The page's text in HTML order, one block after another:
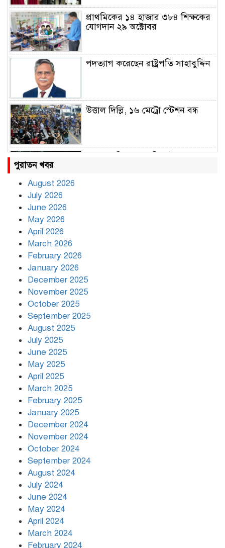
প্রাথমিকের ১৪ হাজার ৩৮৪ শিক্ষকের
যোগদান ২৯ অক্টোবর
পদত্যাগ করেছেন রাষ্ট্রপতি সাহাবুদ্দিন
উত্তাল দিল্লি, ১৬ মেট্রো স্টেশন বন্ধ
বৃষ্টি থামার নাম নেই, পথে পথে
পুরাতন খবর
August 2026
July 2026
June 2026
May 2026
April 2026
March 2026
February 2026
January 2026
December 2025
November 2025
October 2025
September 2025
August 2025
July 2025
June 2025
May 2025
April 2025
March 2025
February 2025
January 2025
December 2024
November 2024
October 2024
September 2024
August 2024
July 2024
June 2024
May 2024
April 2024
March 2024
February 2024